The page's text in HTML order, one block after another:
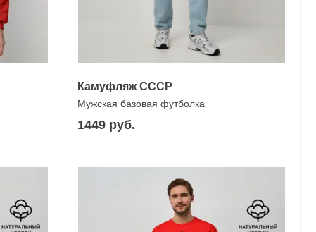
Камуфляж СССР
Мужская базовая футболка
1449 руб.